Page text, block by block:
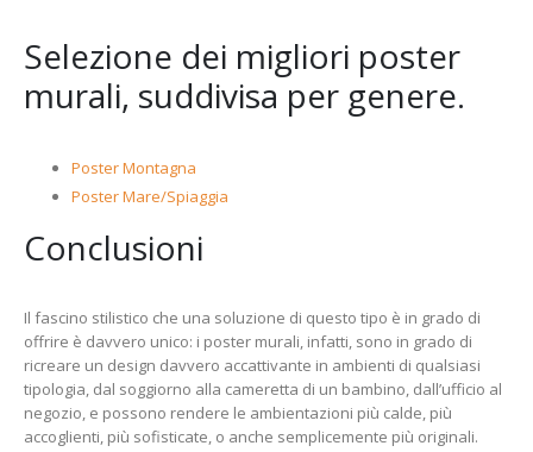
Selezione dei migliori poster
murali, suddivisa per genere.
Poster Montagna
Poster Mare/Spiaggia
Conclusioni
Il fascino stilistico che una soluzione di questo tipo è in grado di
offrire è davvero unico: i poster murali, infatti, sono in grado di
ricreare un design davvero accattivante in ambienti di qualsiasi
tipologia, dal soggiorno alla cameretta di un bambino, dall’ufficio al
negozio, e possono rendere le ambientazioni più calde, più
accoglienti, più sofisticate, o anche semplicemente più originali.